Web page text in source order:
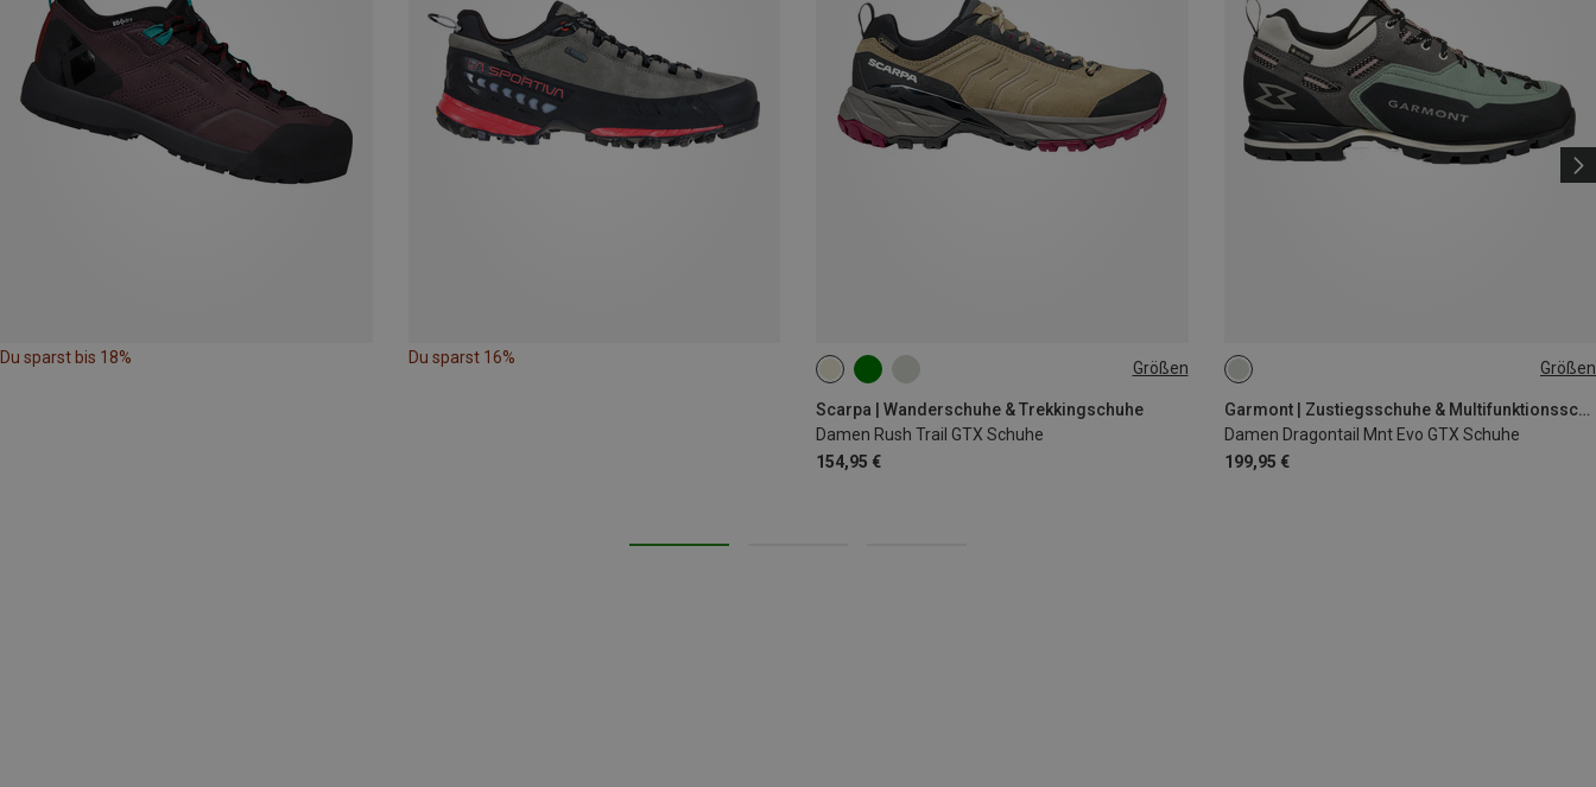
Du sparst bis 18% Du sparst 16%
Größen
Scarpa | Wanderschuhe & Trekkingschuhe
Damen Rush Trail GTX Schuhe
154,95 €
Größen
Garmont | Zustiegsschuhe & Multifunktionsschuhe
Damen Dragontail Mnt Evo GTX Schuhe
199,95 €